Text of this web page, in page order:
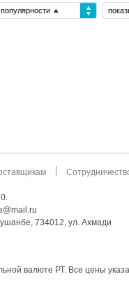
734012, ул. Ахмади
валюте РТ. Все цены